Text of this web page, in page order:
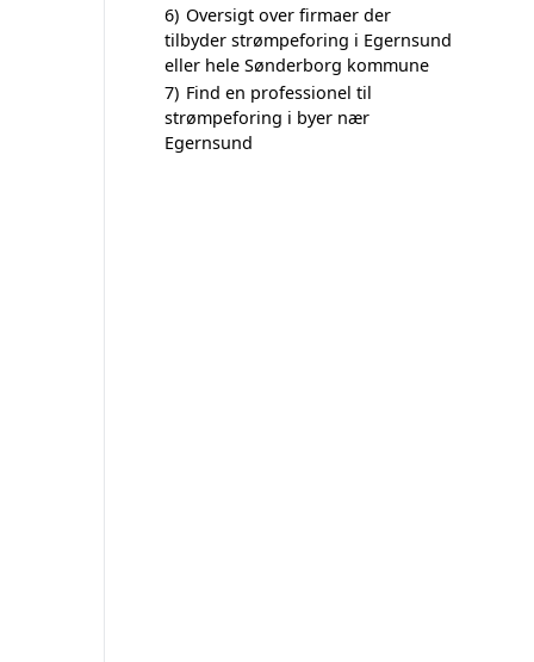
6) Oversigt over firmaer der
tilbyder strømpeforing i Egernsund
eller hele Sønderborg kommune
7) Find en professionel til
strømpeforing i byer nær
Egernsund